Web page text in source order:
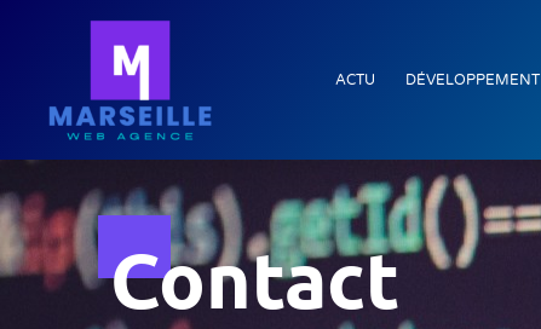
ACTU DÉVELOPPEMENT
Contact